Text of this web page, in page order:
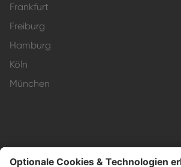
Frankfurt
Freiburg
Hamburg
Köln
München